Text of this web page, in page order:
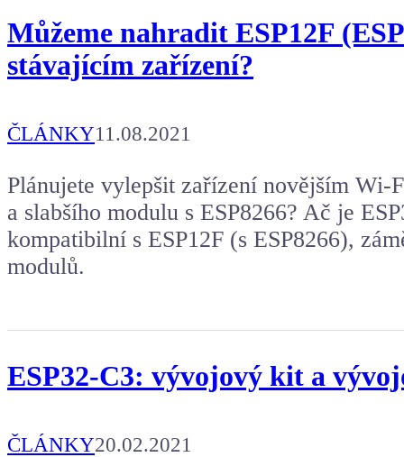
Můžeme nahradit ESP12F
stávajícím zařízení?
ČLÁNKY11.08.2021
Plánujete vylepšit zařízení novějším Wi-
a slabšího modulu s ESP8266? Ač je
kompatibilní s ESP12F (s ESP8266),
modulů.
ESP32-C3: vývojový kit a
ČLÁNKY20.02.2021